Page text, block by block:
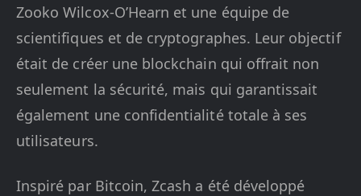
Zooko Wilcox-O’Hearn et une équipe de
scientifiques et de cryptographes. Leur objectif
était de créer une blockchain qui offrait non
seulement la sécurité, mais qui garantissait
également une confidentialité totale à ses
utilisateurs.
Inspiré par Bitcoin, Zcash a été développé